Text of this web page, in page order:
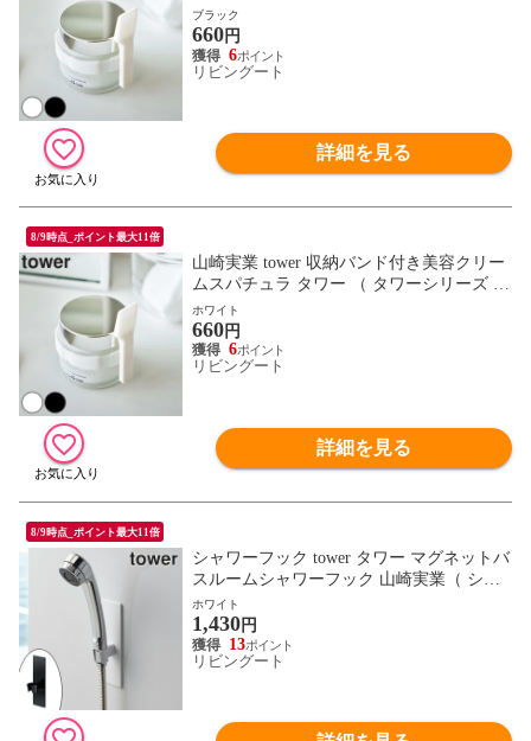
パチュラ 収納バンド付き シリコーン 浮か
せる収納 美容クリーム 容器 化粧品 クリー
ム ワックス コスメ へら ヘラ ホワイト ブ
ラック ） 【ブラック】
ブラック
660円
6
リビングート
詳細を見る
8/9時点_ポイント最大11倍
山崎実業 tower 収納バンド付き美容クリー
ムスパチュラ タワー （ タワーシリーズ ス
パチュラ 収納バンド付き シリコーン 浮か
せる収納 美容クリーム 容器 化粧品 クリー
ム ワックス コスメ へら ヘラ ホワイト ブ
ラック ） 【ホワイト】
ホワイト
660円
6
リビングート
詳細を見る
8/9時点_ポイント最大11倍
シャワーフック tower タワー マグネットバ
スルームシャワーフック 山崎実業（ シャ
ワーヘッドホルダー シャワーホルダー シ
ャワー フック ホルダー 磁石 マグネット
浴室 バスルーム お風呂 壁面 壁 壁面収納
小物収納 バス用品 収納用品 ）【 ホワイト
ホワイト
1,430円
13
リビングート